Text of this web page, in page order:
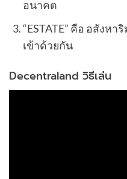
อนาคต
“ESTATE” คือ อสังห
เข้าด้วยกัน
Decentraland วิธีเล่น